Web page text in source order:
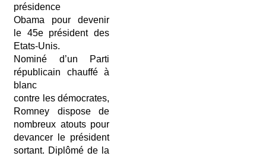
présidence
Obama pour devenir
le 45e président des
Etats-Unis.
Nominé d’un Parti
républicain chauffé à
blanc
contre les démocrates,
Romney dispose de
nombreux atoutspour
devancer
le président
sortant. Diplômé de la